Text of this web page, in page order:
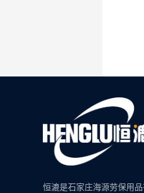
恒漉是石家庄海源劳保用